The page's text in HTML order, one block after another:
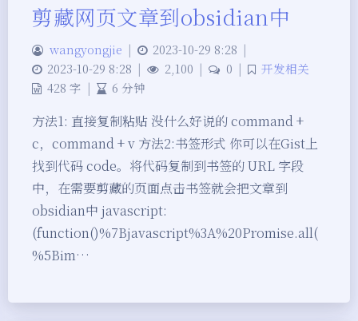
剪藏网页文章到obsidian中
wangyongjie | 2023-10-29 8:28 |
2023-10-29 8:28 | 2,100 | 0 |
开发相关
428 字 | 6 分钟
方法1: 直接复制粘贴 没什么好说的 command +
c，command + v 方法2:书签形式 你可以在Gist上
找到代码 code。将代码复制到书签的 URL 字段
中，在需要剪藏的页面点击书签就会把文章到
obsidian中 javascript:
(function()%7Bjavascript%3A%20Promise.all(
%5Bim…